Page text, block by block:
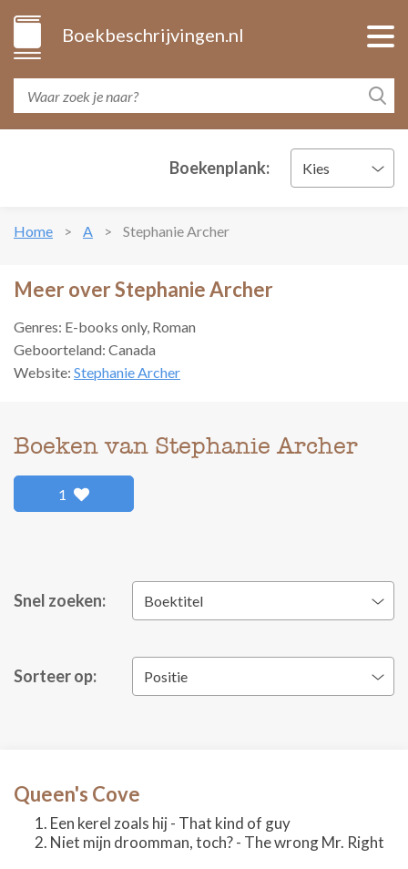
Boekbeschrijvingen.nl
Boekenplank: Kies
Home A Stephanie Archer
Meer over Stephanie Archer
Genres: E-books only, Roman
Geboorteland: Canada
Website: Stephanie Archer
Boeken van Stephanie Archer
1
Snel zoeken: Boektitel
Sorteer op: Positie
Queen's Cove
Een kerel zoals hij - That kind of guy
Niet mijn droomman, toch? - The wrong Mr. Right